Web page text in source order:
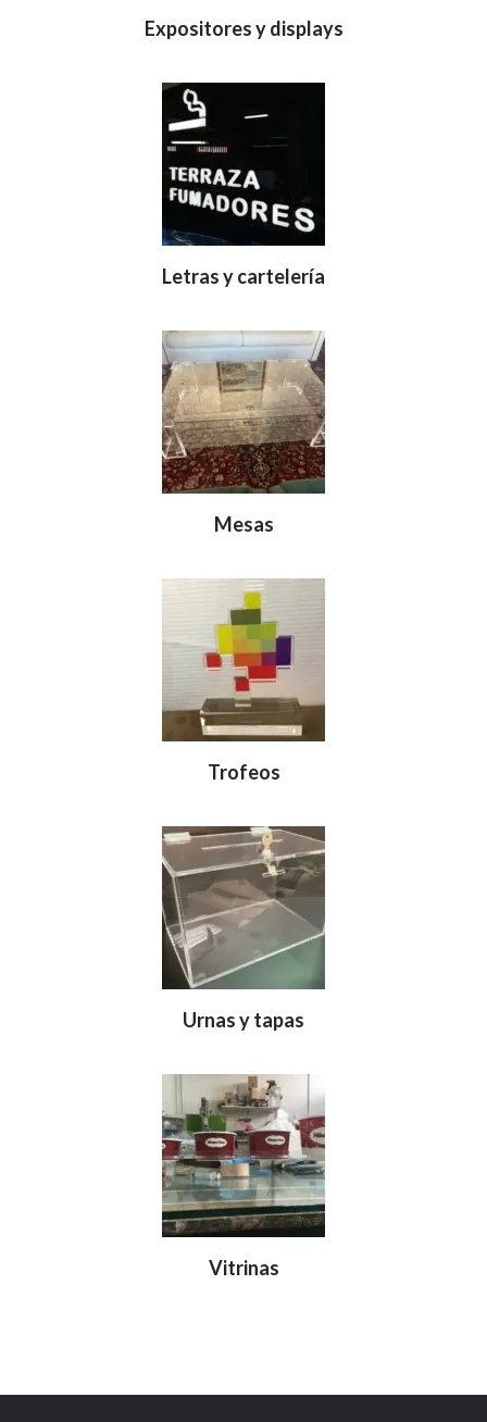
Expositores y displays
Letras y cartelería
Mesas
Trofeos
Urnas y tapas
Vitrinas